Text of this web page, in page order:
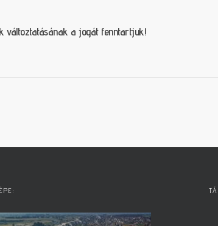
változtatásának a jogát fenntartjuk!